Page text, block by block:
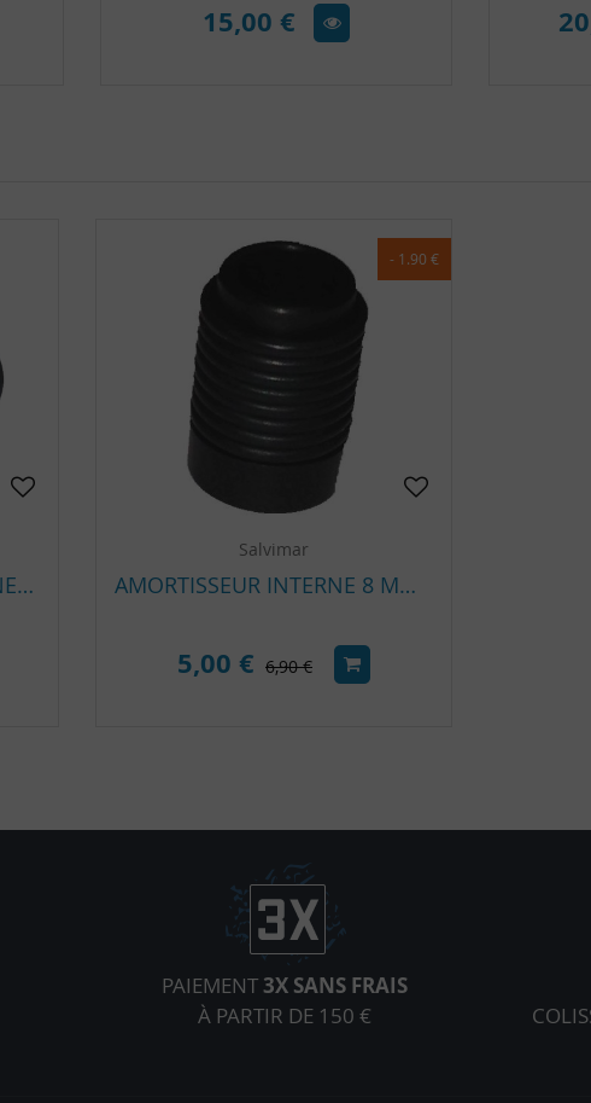
15,00 €
KIT D'ENTRETIEN MARES PNEUMATIQUE STEN2001
- 1.90 €
Salvimar
AMORTISSEUR INTERNE 8 MM KIT ETANCHE VUOTO SALVIMAR
5,00 € 6,90 €
PAIEMENT3X SANS FRAIS
À PARTIR DE 150 €